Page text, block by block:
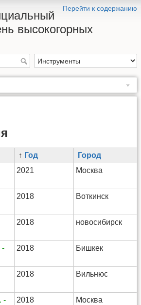
Перейти к содержанию
высокогорных
↑ Год
Город
2021 Москва
2018 Воткинск
2018 новосибирск
-
2018 Бишкек
2018 Вильнюс
-
2018 Москва